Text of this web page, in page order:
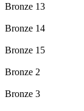
Bronze 13
Bronze 14
Bronze 15
Bronze 2
Bronze 3